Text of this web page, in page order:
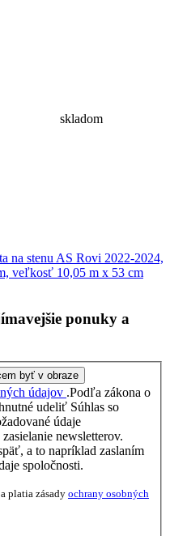
skladom
na stenu AS Rovi 2022-2024,
veľkosť 10,05 m x 53 cm
ponuky a
byť v obraze
údajov .Podľa zákona o
udeliť Súhlas so
údaje
newsletterov.
a to napríklad zaslaním
spoločnosti.
platia zásady ochrany osobných